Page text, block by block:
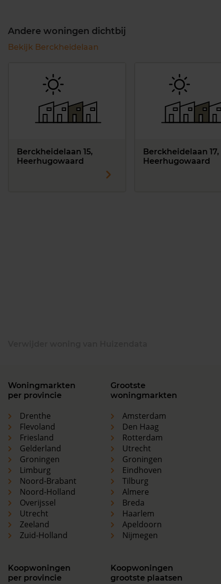
Andere woningen dichtbij
Bekijk Berckheidelaan
Berckheidelaan 15,
Heerhugowaard
Berckheidelaan 17,
Heerhugowaard
Woningmarkten
per provincie
Drenthe
Flevoland
Friesland
Gelderland
Groningen
Limburg
Noord-Brabant
Noord-Holland
Overijssel
Utrecht
Zeeland
Zuid-Holland
Grootste
woningmarkten
Amsterdam
Den Haag
Rotterdam
Utrecht
Groningen
Eindhoven
Tilburg
Almere
Breda
Haarlem
Apeldoorn
Nijmegen
Koopwoningen
per provincie
Koopwoningen
grootste plaatsen